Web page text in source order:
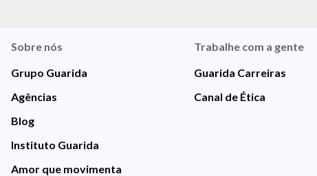
Sobre nós
Grupo Guarida
Agências
Blog
Instituto Guarida
Amor que movimenta
Trabalhe com a gente
Guarida Carreiras
Canal de Ética